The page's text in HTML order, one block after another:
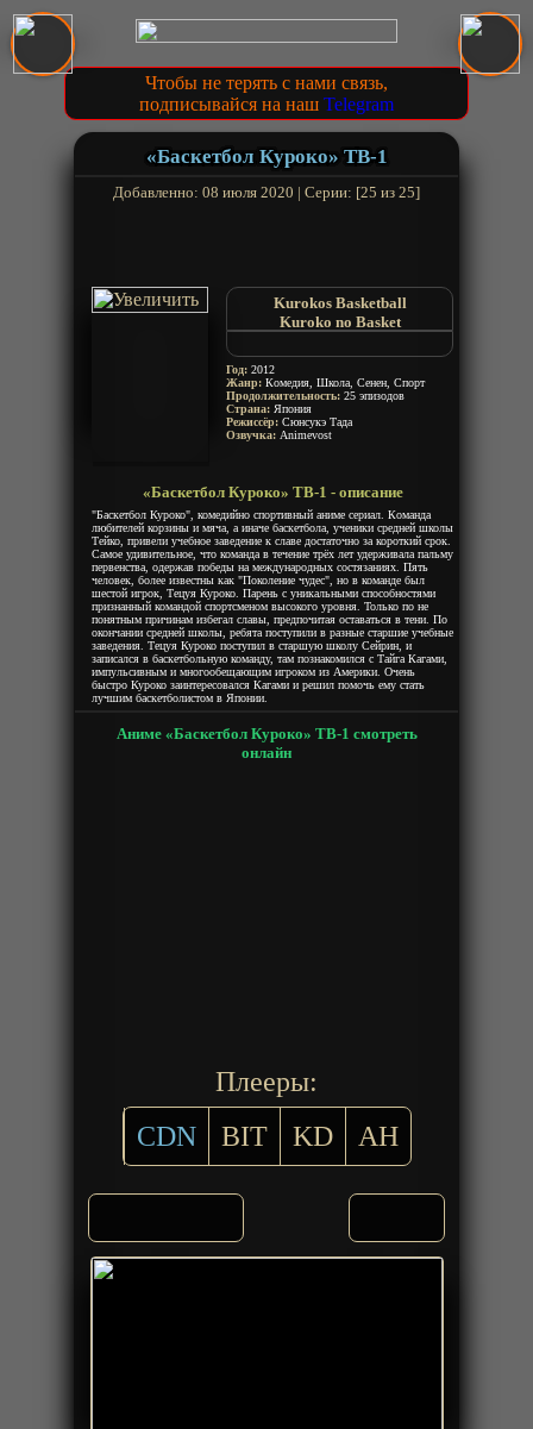
Чтобы не терять с нами связь,
подписывайся на наш Telegram
«Баскетбол Куроко» ТВ-1
Добавленно: 08 июля 2020 | Серии: [25 из 25]
Kurokos Basketball
Kuroko no Basket
Баскетбол, в который играет
Куроко
Год: 2012
Жанр: Комедия, Школа, Сенен, Спорт
Продолжительность: 25 эпизодов
Страна: Япония
Режиссёр: Сюнсукэ Тада
Озвучка: Animevost
«Баскетбол Куроко» ТВ-1 - описание
"Баскетбол Куроко", комедийно спортивный аниме сериал. Команда
любителей корзины и мяча, а иначе баскетбола, ученики средней школы
Тейко, привели учебное заведение к славе достаточно за короткий срок.
Самое удивительное, что команда в течение трёх лет удерживала пальму
первенства, одержав победы на международных состязаниях. Пять
человек, более известны как "Поколение чудес", но в команде был
шестой игрок, Тецуя Куроко. Парень с уникальными способностями
признанный командой спортсменом высокого уровня. Только по не
понятным причинам избегал славы, предпочитая оставаться в тени. По
окончании средней школы, ребята поступили в разные старшие учебные
заведения. Тецуя Куроко поступил в старшую школу Сейрин, и
записался в баскетбольную команду, там познакомился с Тайга Кагами,
импульсивным и многообещающим игроком из Америки. Очень
быстро Куроко заинтересовался Кагами и решил помочь ему стать
лучшим баскетболистом в Японии.
Аниме «Баскетбол Куроко» ТВ-1 смотреть
онлайн
Плееры:
CDN
BIT KD AH